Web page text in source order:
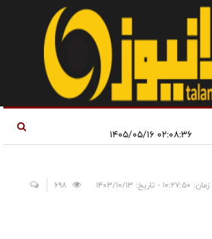
۰۲:۰۸:۳۶ ۱۴۰۵/۰۵/۱۶
زمان: ۱۰:۲۷:۵۰ - تاریخ: ۱۴۰۳/۱۰/۱۳